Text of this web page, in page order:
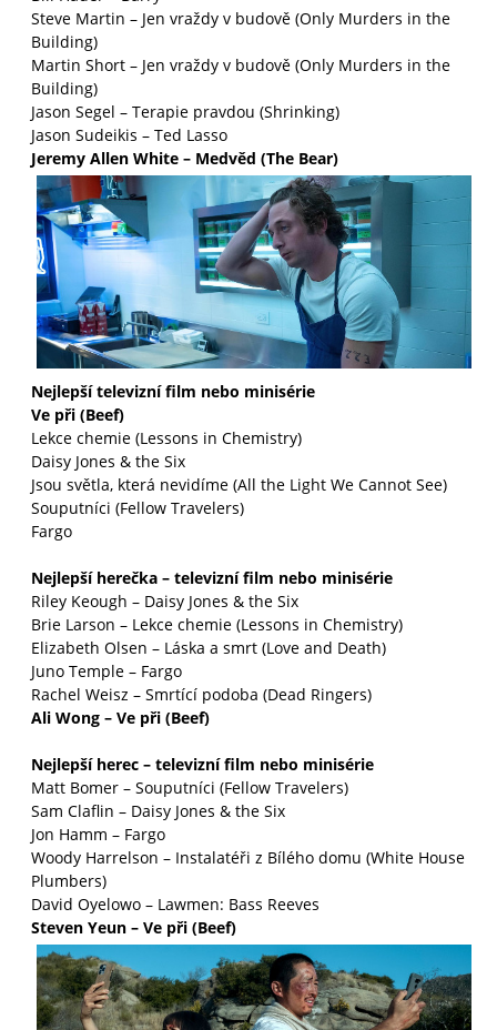
Steve Martin – Jen vraždy v budově (Only Murders in the
Building)
Martin Short – Jen vraždy v budově (Only Murders in the
Building)
Jason Segel – Terapie pravdou (Shrinking)
Jason Sudeikis – Ted Lasso
Jeremy Allen White – Medvěd (The Bear)
Nejlepší televizní film nebo minisérie
Ve při (Beef)
Lekce chemie (Lessons in Chemistry)
Daisy Jones & the Six
Jsou světla, která nevidíme (All the Light We Cannot See)
Souputníci (Fellow Travelers)
Fargo
Nejlepší herečka – televizní film nebo minisérie
Riley Keough – Daisy Jones & the Six
Brie Larson – Lekce chemie (Lessons in Chemistry)
Elizabeth Olsen – Láska a smrt (Love and Death)
Juno Temple – Fargo
Rachel Weisz – Smrtící podoba (Dead Ringers)
Ali Wong – Ve při (Beef)
Nejlepší herec – televizní film nebo minisérie
Matt Bomer – Souputníci (Fellow Travelers)
Sam Claflin – Daisy Jones & the Six
Jon Hamm – Fargo
Woody Harrelson – Instalatéři z Bílého domu (White House
Plumbers)
David Oyelowo – Lawmen: Bass Reeves
Steven Yeun – Ve při (Beef)